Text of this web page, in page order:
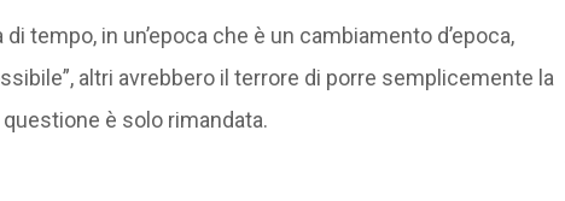
tempo, in un’epoca che è un cambiamento d’epoca,
altri avrebbero il terrore di porre semplicemente la
è solo rimandata.